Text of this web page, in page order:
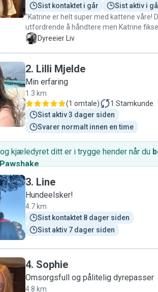
Sist kontaktet i går
Sist aktiv i
"Katrine er helt super med kattene våre!
utfordrende å håndtere men Katrine
sender videoer av hvordan de er og
L Dyreeier Liv
2. Lilli Mjelde
Min erfaring
1.3 km
(1 omtale) 1 Stamkunde
Sist aktiv 3 dager siden
Svarer normalt innen en time
kjæledyret ditt er i trygge hender når du
.
3. Line
Hundeelsker!
4.7 km
Sist kontaktet 8 dager siden
Sist aktiv 7 dager siden
4. Sophie
Omsorgsfull og pålitelig dyrepasser
4.8 km